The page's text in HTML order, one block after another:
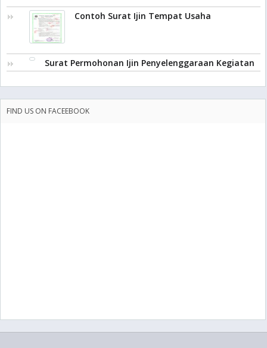
Contoh Surat Ijin Tempat Usaha
Surat Permohonan Ijin Penyelenggaraan Kegiatan
FIND US ON FACEEBOOK